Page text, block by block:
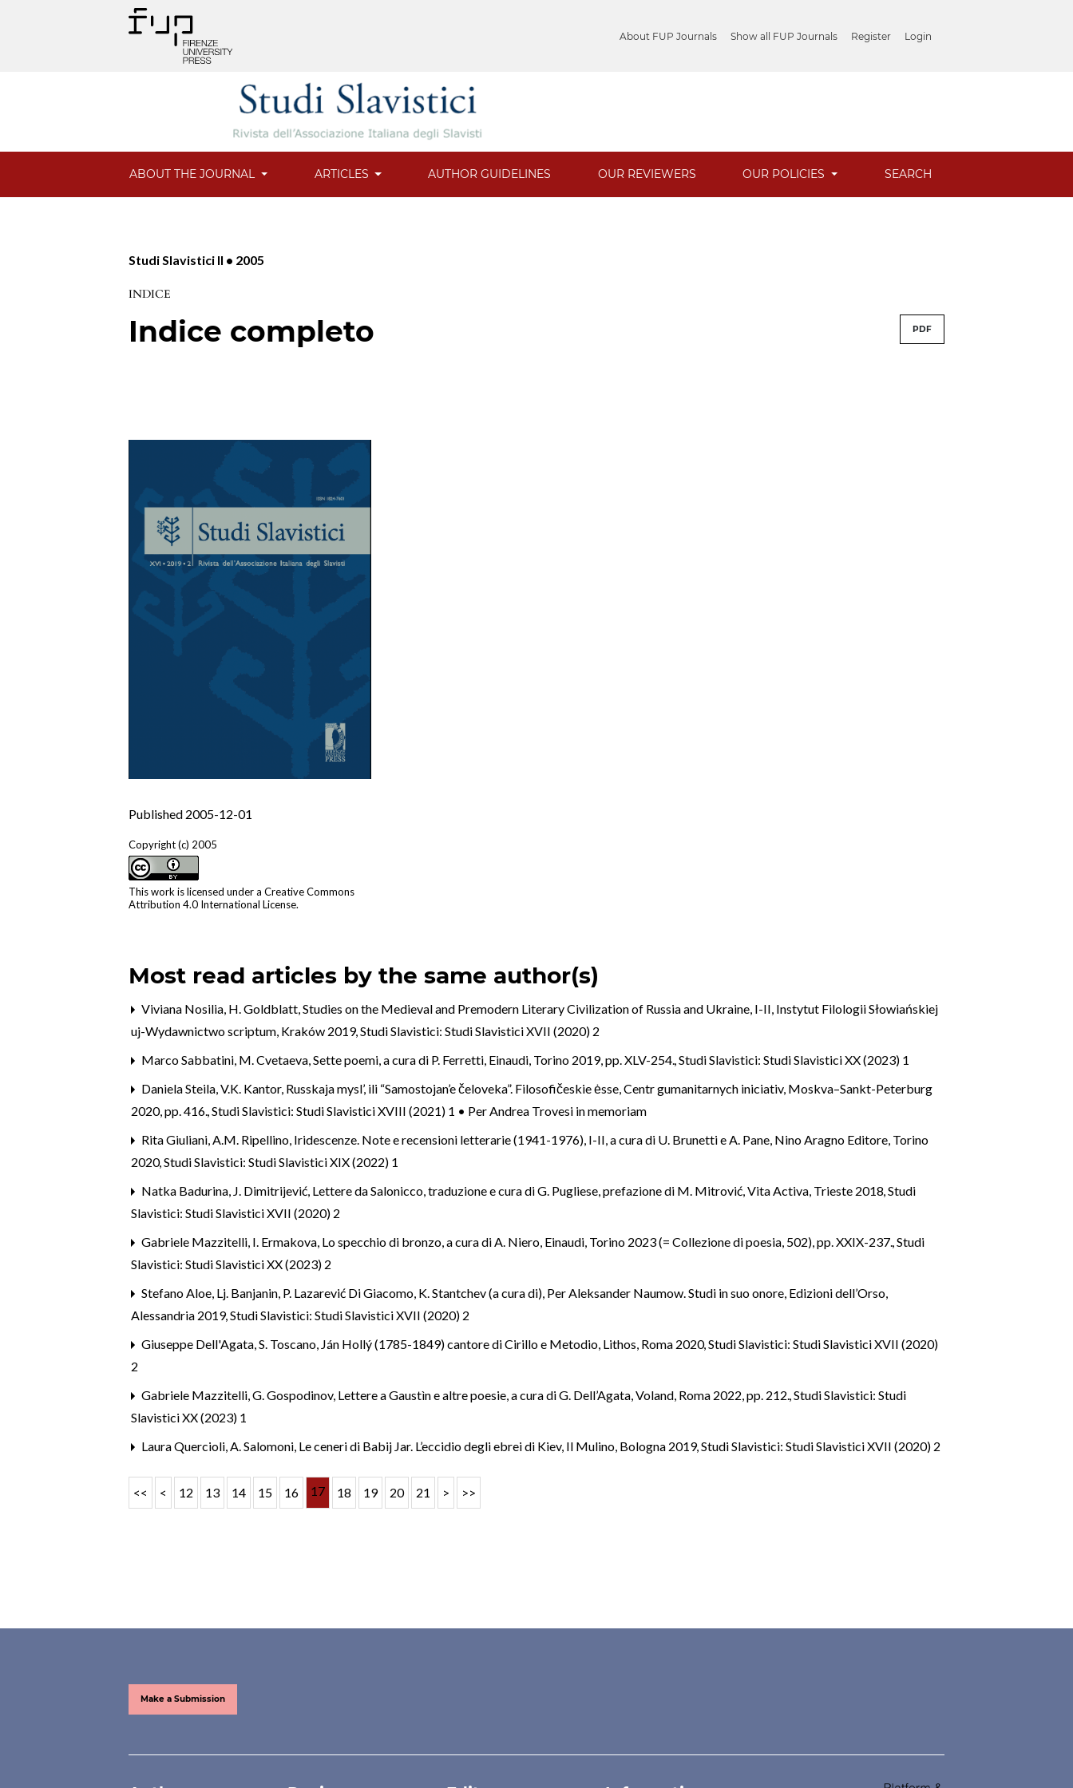
About FUP Journals Show all FUP Journals Register Login
ABOUT THE JOURNAL ARTICLES AUTHOR GUIDELINES OUR REVIEWERS OUR POLICIES SEARCH
Studi Slavistici II • 2005
INDICE
Indice completo PDF
Published 2005-12-01
Copyright (c) 2005
This work is licensed under aCreative Commons
Attribution 4.0 International License.
Most read articles by the same author(s)
Viviana Nosilia, H. Goldblatt, Studies on the Medieval and Premodern Literary Civilization of Russia and Ukraine, I-II, Instytut Filologii Słowiańskiej
uj-Wydawnictwo scriptum, Kraków 2019,Studi Slavistici: Studi Slavistici XVII (2020) 2
Marco Sabbatini, M. Cvetaeva, Sette poemi, a cura di P. Ferretti, Einaudi, Torino 2019, pp. XLV-254.,Studi Slavistici: Studi Slavistici XX (2023) 1
Daniela Steila,V.K. Kantor, Russkaja mysl’, ili “Samostojan’e čeloveka”. Filosofičeskie ėsse, Centr gumanitarnych iniciativ, Moskva–Sankt-Peterburg
2020, pp. 416.,Studi Slavistici: Studi Slavistici XVIII (2021) 1 • Per Andrea Trovesi in memoriam
Rita Giuliani,A.M. Ripellino, Iridescenze. Note e recensioni letterarie (1941-1976), I-II, a cura di U. Brunetti e A. Pane, Nino Aragno Editore, Torino
2020,Studi Slavistici: Studi Slavistici XIX (2022) 1
Natka Badurina, J. Dimitrijević, Lettere da Salonicco, traduzione e cura di G. Pugliese, prefazione di M. Mitrović, Vita Activa, Trieste 2018,Studi
Slavistici: Studi Slavistici XVII (2020) 2
Gabriele Mazzitelli, I. Ermakova, Lo specchio di bronzo, a cura di A. Niero, Einaudi, Torino 2023 (= Collezione di poesia, 502), pp. XXIX-237.,Studi
Slavistici: Studi Slavistici XX (2023) 2
Stefano Aloe, Lj. Banjanin, P. Lazarević Di Giacomo, K. Stantchev (a cura di), Per Aleksander Naumow. Studi in suo onore, Edizioni dell’Orso,
Alessandria 2019,Studi Slavistici: Studi Slavistici XVII (2020) 2
Giuseppe Dell'Agata,S. Toscano, Ján Hollý (1785-1849) cantore di Cirillo e Metodio, Lithos, Roma 2020,Studi Slavistici: Studi Slavistici XVII (2020)
2
Gabriele Mazzitelli,G. Gospodinov, Lettere a Gaustìn e altre poesie, a cura di G. Dell’Agata, Voland, Roma 2022, pp. 212.,Studi Slavistici: Studi
Slavistici XX (2023) 1
Laura Quercioli,A. Salomoni, Le ceneri di Babij Jar. L’eccidio degli ebrei di Kiev, Il Mulino, Bologna 2019,Studi Slavistici: Studi Slavistici XVII (2020) 2
<< < 12 13 14 15 16 17 18 19 20 21 > >>
Make a Submission